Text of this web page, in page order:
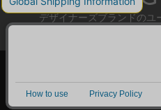
デザイナーズブランドのユ
COPYRIGHT© TIN PAN ALLEY